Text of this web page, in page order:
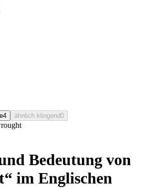
4 ähnlich klingend0
Bedeutung von
im Englischen